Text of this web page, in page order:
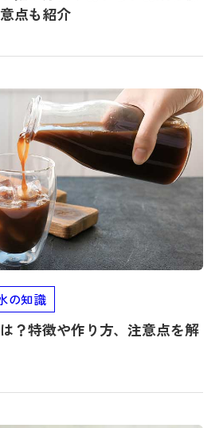
点も紹介
の知識
？特徴や作り方、注意点を解